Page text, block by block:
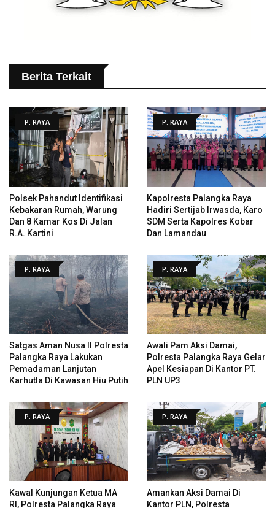
Berita Terkait
P. RAYA
Polsek Pahandut Identifikasi
Kebakaran Rumah, Warung
Dan 8 Kamar Kos Di Jalan
R.A. Kartini
P. RAYA
Kapolresta Palangka Raya
Hadiri Sertijab Irwasda, Karo
SDM Serta Kapolres Kobar
Dan Lamandau
P. RAYA
Satgas Aman Nusa II Polresta
Palangka Raya Lakukan
Pemadaman Lanjutan
Karhutla Di Kawasan Hiu Putih
P. RAYA
Awali Pam Aksi Damai,
Polresta Palangka Raya Gelar
Apel Kesiapan Di Kantor PT.
PLN UP3
P. RAYA
Kawal Kunjungan Ketua MA
RI, Polresta Palangka Raya
P. RAYA
Amankan Aksi Damai Di
Kantor PLN, Polresta